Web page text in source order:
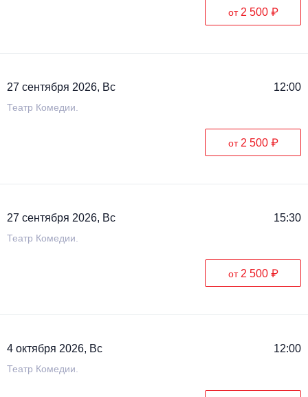
от 2 500 ₽
27 сентября 2026, Вс 12:00
Театр Комедии.
от 2 500 ₽
27 сентября 2026, Вс 15:30
Театр Комедии.
от 2 500 ₽
4 октября 2026, Вс 12:00
Театр Комедии.